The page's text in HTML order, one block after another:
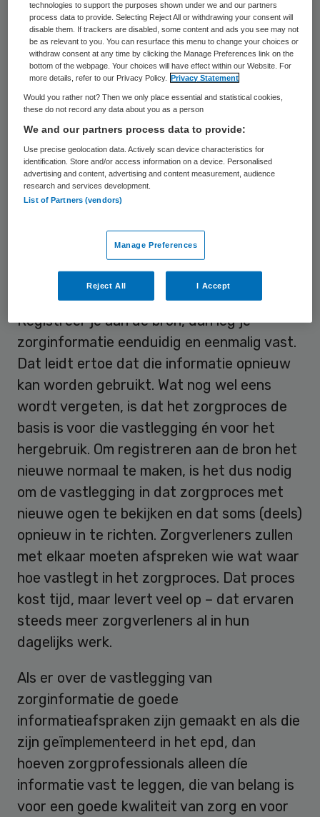
de juíste route; ik pleit voor het
implementeren van het principe registreren
aan de bron.
Het is van groot belang dat álle partijen in
de zorg registreren aan de bron als principe
implementeren, want alleen dan kan
uitwisseling plaatsvinden in de hele keten.
En alleen daarmee kunnen patiënten waar
ze ook hun zorg hun ontvangen bij hun
Wie legt wat waar vast?
Registreer je aan de bron, dan leg je
zorginformatie eenduidig en eenmalig vast.
Dat leidt ertoe dat die informatie opnieuw
kan worden gebruikt. Wat nog wel eens
wordt vergeten, is dat het zorgproces de
basis is voor die vastlegging én voor het
hergebruik. Om registreren aan de bron het
nieuwe normaal te maken, is het dus nodig
om de vastlegging in dat zorgproces met
nieuwe ogen te bekijken en dat soms (deels)
opnieuw in te richten. Zorgverleners zullen
met elkaar moeten afspreken wie wat waar
hoe vastlegt in het zorgproces. Dat proces
kost tijd, maar levert veel op – dat ervaren
steeds meer zorgverleners al in hun
dagelijks werk.
Als er over de vastlegging van
zorginformatie de goede
informatieafspraken zijn gemaakt en als die
zijn geïmplementeerd in het epd, dan
hoeven zorgprofessionals alleen díe
informatie vast te leggen, die van belang is
voor een goede kwaliteit van zorg en voor
technologies to support the purposes shown under we and our partners
process data to provide. Selecting Reject All or withdrawing your consent will
disable them. If trackers are disabled, some content and ads you see may not
be as relevant to you. You can resurface this menu to change your choices or
withdraw consent at any time by clicking the Manage Preferences link on the
bottom of the webpage. Your choices will have effect within our Website. For
more details, refer to our Privacy Policy.
Privacy Statement
Would you rather not? Then we only place essential and statistical cookies,
these do not record any data about you as a person
We and our partners process data to provide:
Use precise geolocation data. Actively scan device characteristics for
identification. Store and/or access information on a device. Personalised
advertising and content, advertising and content measurement, audience
research and services development.
List of Partners (vendors)
Manage Preferences
Reject All I Accept